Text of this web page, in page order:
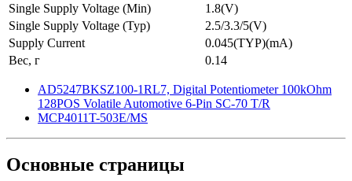
Single Supply Voltage (Min)
1.8(V)
Single Supply Voltage (Typ)
2.5/3.3/5(V)
Supply Current
0.045(TYP)(mA)
Вес, г
0.14
AD5247BKSZ100-1RL7, Digital Potentiometer 100kOhm
128POS Volatile Automotive 6-Pin SC-70 T/R
MCP4011T-503E/MS
Основные страницы